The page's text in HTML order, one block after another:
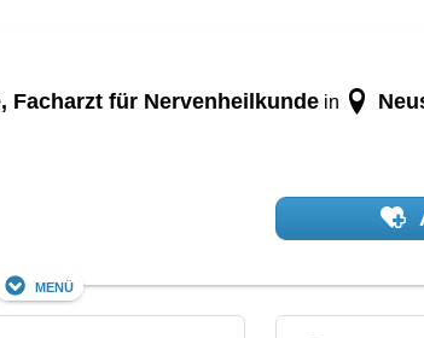
Facharzt für Nervenheilkunde in
Menü